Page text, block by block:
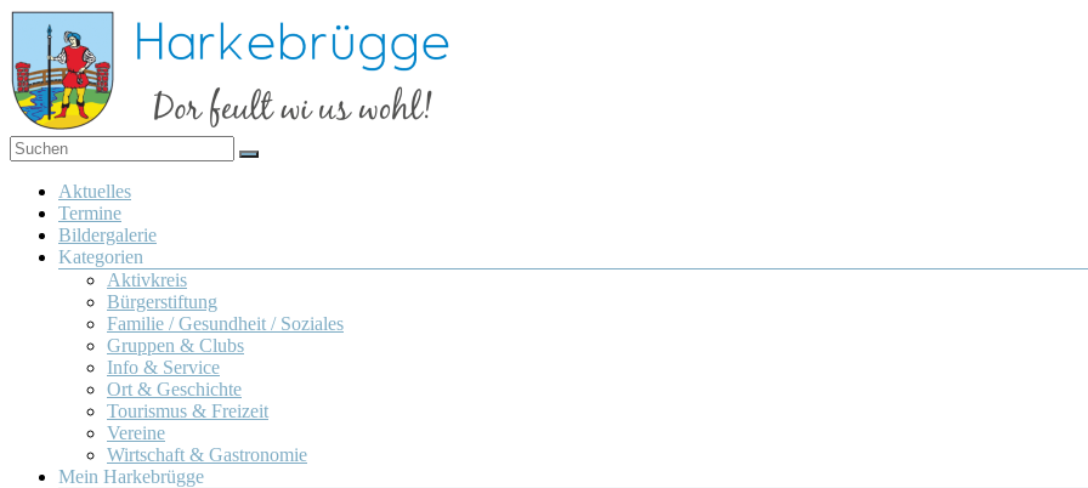
Zum
Inhalt
springen
Harkebrügge
Dor
feult
wi us
wohl!
Menü
Aktuelles
Termine
Bildergalerie
Kategorien
Aktivkreis
Bürgerstiftung
Familie / Gesundheit / Soziales
Gruppen & Clubs
Info & Service
Ort & Geschichte
Tourismus & Freizeit
Vereine
Wirtschaft & Gastronomie
Mein Harkebrügge